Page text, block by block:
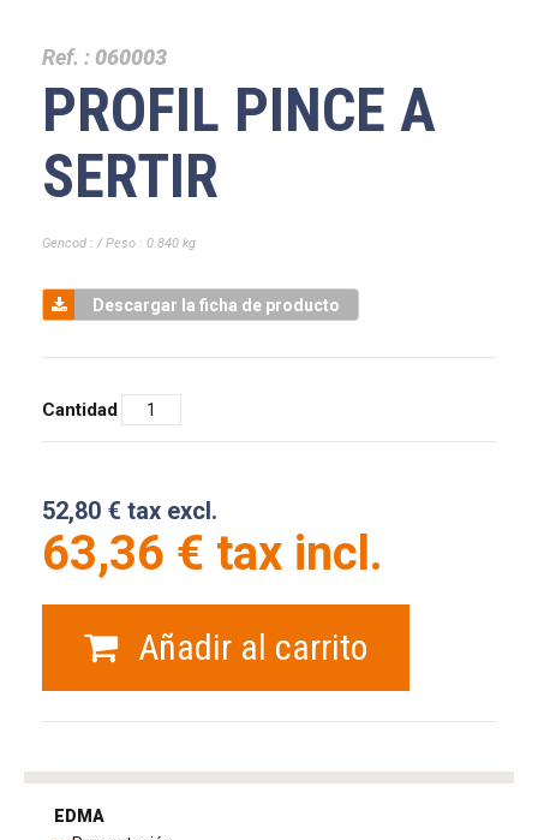
Ref. : 060003
PROFIL PINCE A
SERTIR
Gencod : / Peso : 0.840 kg
Descargar la ficha de producto
Cantidad
52,80 € tax excl.
63,36 € tax incl.
Añadir al carrito
tag
EDMA